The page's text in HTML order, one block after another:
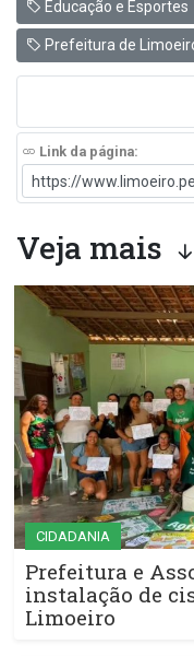
Educação e Esportes
Prefeitura de
Link da página:
Veja mais
CIDADANIA
Prefeitura e
instalação de
Limoeiro